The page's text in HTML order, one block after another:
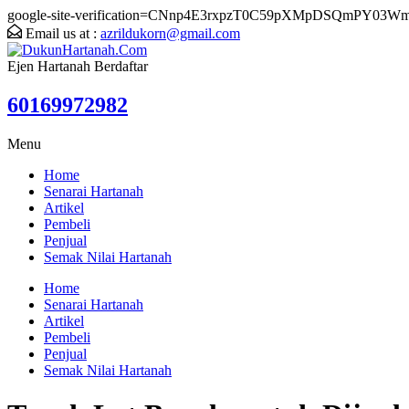
google-site-
Email us at : azrildukorn@gmail.com
Ejen Hartanah Berdaftar
60169972982
Menu
Home
Senarai Hartanah
Artikel
Pembeli
Penjual
Semak Nilai Hartanah
Home
Senarai Hartanah
Artikel
Pembeli
Penjual
Semak Nilai Hartanah